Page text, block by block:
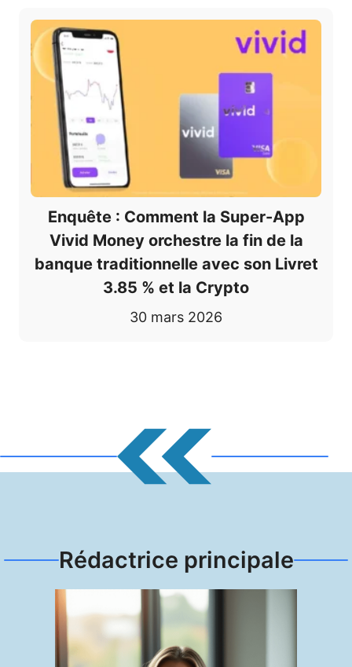
Enquête : Comment la Super-App
Vivid Money orchestre la fin de la
banque traditionnelle avec son Livret
3.85 % et la Crypto
30 mars 2026
Rédactrice principale